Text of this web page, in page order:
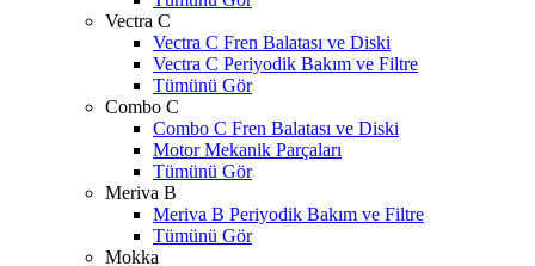
Vectra C
Vectra C Fren Balatası ve Diski
Vectra C Periyodik Bakım ve Filtre
Tümünü Gör
Combo C
Combo C Fren Balatası ve Diski
Motor Mekanik Parçaları
Tümünü Gör
Meriva B
Meriva B Periyodik Bakım ve Filtre
Tümünü Gör
Mokka